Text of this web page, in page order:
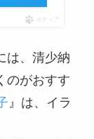
ポチップ
は、清少納
のがおすす
』は、イラ